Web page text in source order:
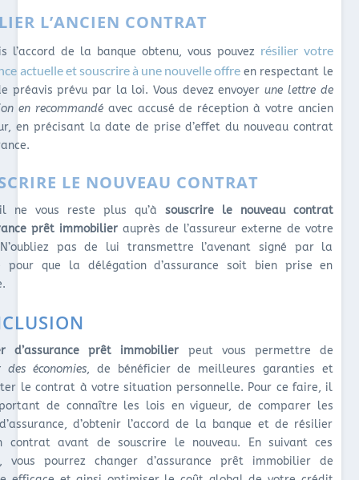
L’ANCIEN CONTRAT
l’accord de la banque obtenu, vous pouvez résilier votre
actuelle et souscrire à une nouvelle offre en respectant le
préavis prévu par la loi. Vous devez envoyerune lettre de
en recommandé avec accusé de réception à votre ancien
en précisant la date de prise d’effet du nouveau contrat
LE NOUVEAU CONTRAT
ne vous reste plus qu’à souscrire le nouveau contrat
prêt immobilier auprès de l’assureur externe de votre
pas de lui transmettre l’avenant signé par la
pour que la délégation d’assurance soit bien prise en
d’assurance prêt immobilier peut vous permettre de
des économies, de bénéficier de meilleures garanties et
le contrat à votre situation personnelle. Pour ce faire, il
de connaître les lois en vigueur, de comparer les
d’obtenir l’accord de la banque et de résilier
contrat avant de souscrire le nouveau. En suivant ces
vous pourrez changer d’assurance prêt immobilier de